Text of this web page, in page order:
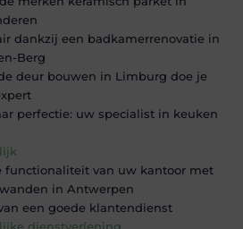
dankzij een badkamerrenovatie in
Berg
deur bouwen in Limburg doe je
perfectie: uw specialist in keuken
functionaliteit van uw kantoor met
in Antwerpen
een goede klantendienst